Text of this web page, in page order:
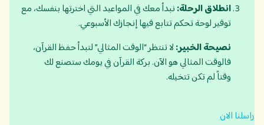
انطلاق الرحلة:نبدأ معك في المواعيد التي اخترتها بنفسك، مع
توفير لوحة تحكم تتابع فيها إنجازك الأسبوعي.
نصيحة الخبير:لا تنتظر “الوقت المثالي” لتبدأ حفظ القرآن،
فالوقت المثالي هو الآن. بركة القرآن في يومك ستصنع لك
وقتاً لم تكن تتخيله.
راسلنا الان